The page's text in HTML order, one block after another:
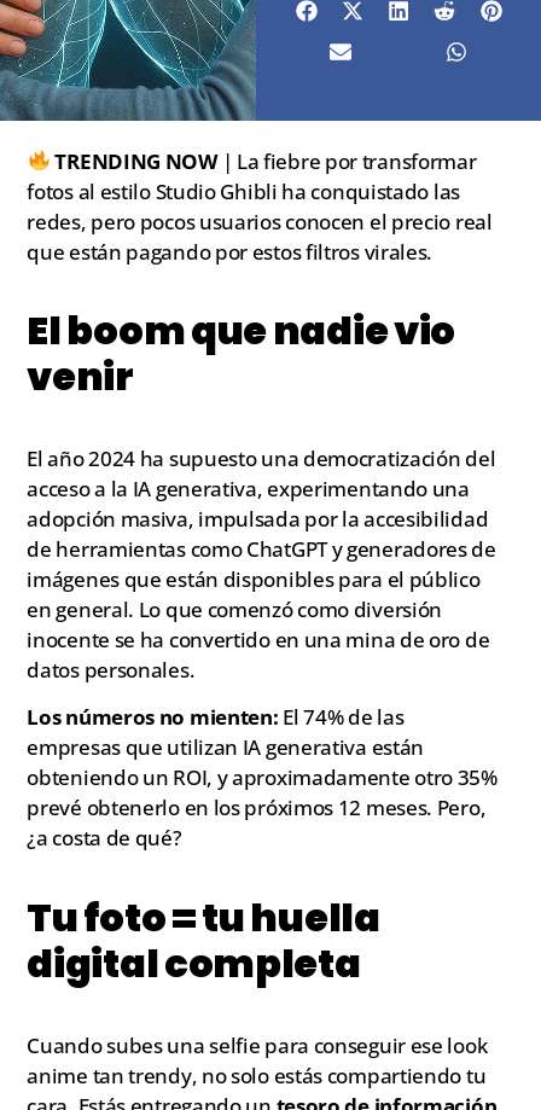
TRENDING NOW| La fiebre por transformar
fotos al estilo Studio Ghibli ha conquistado las
redes, pero pocos usuarios conocen el precio real
que están pagando por estos filtros virales.
El boom que nadie vio
venir
El año 2024 ha supuesto una democratización del
acceso a la IA generativa, experimentando una
adopción masiva, impulsada por la accesibilidad
de herramientas como ChatGPT y generadores de
imágenes que están disponibles para el público
en general. Lo que comenzó como diversión
inocente se ha convertido en una mina de oro de
datos personales.
Los números no mienten: El 74% de las
empresas que utilizan IA generativa están
obteniendo un ROI, y aproximadamente otro 35%
prevé obtenerlo en los próximos 12 meses. Pero,
¿a costa de qué?
Tu foto = tu huella
digital completa
Cuando subes una selfie para conseguir ese look
anime tan trendy, no solo estás compartiendo tu